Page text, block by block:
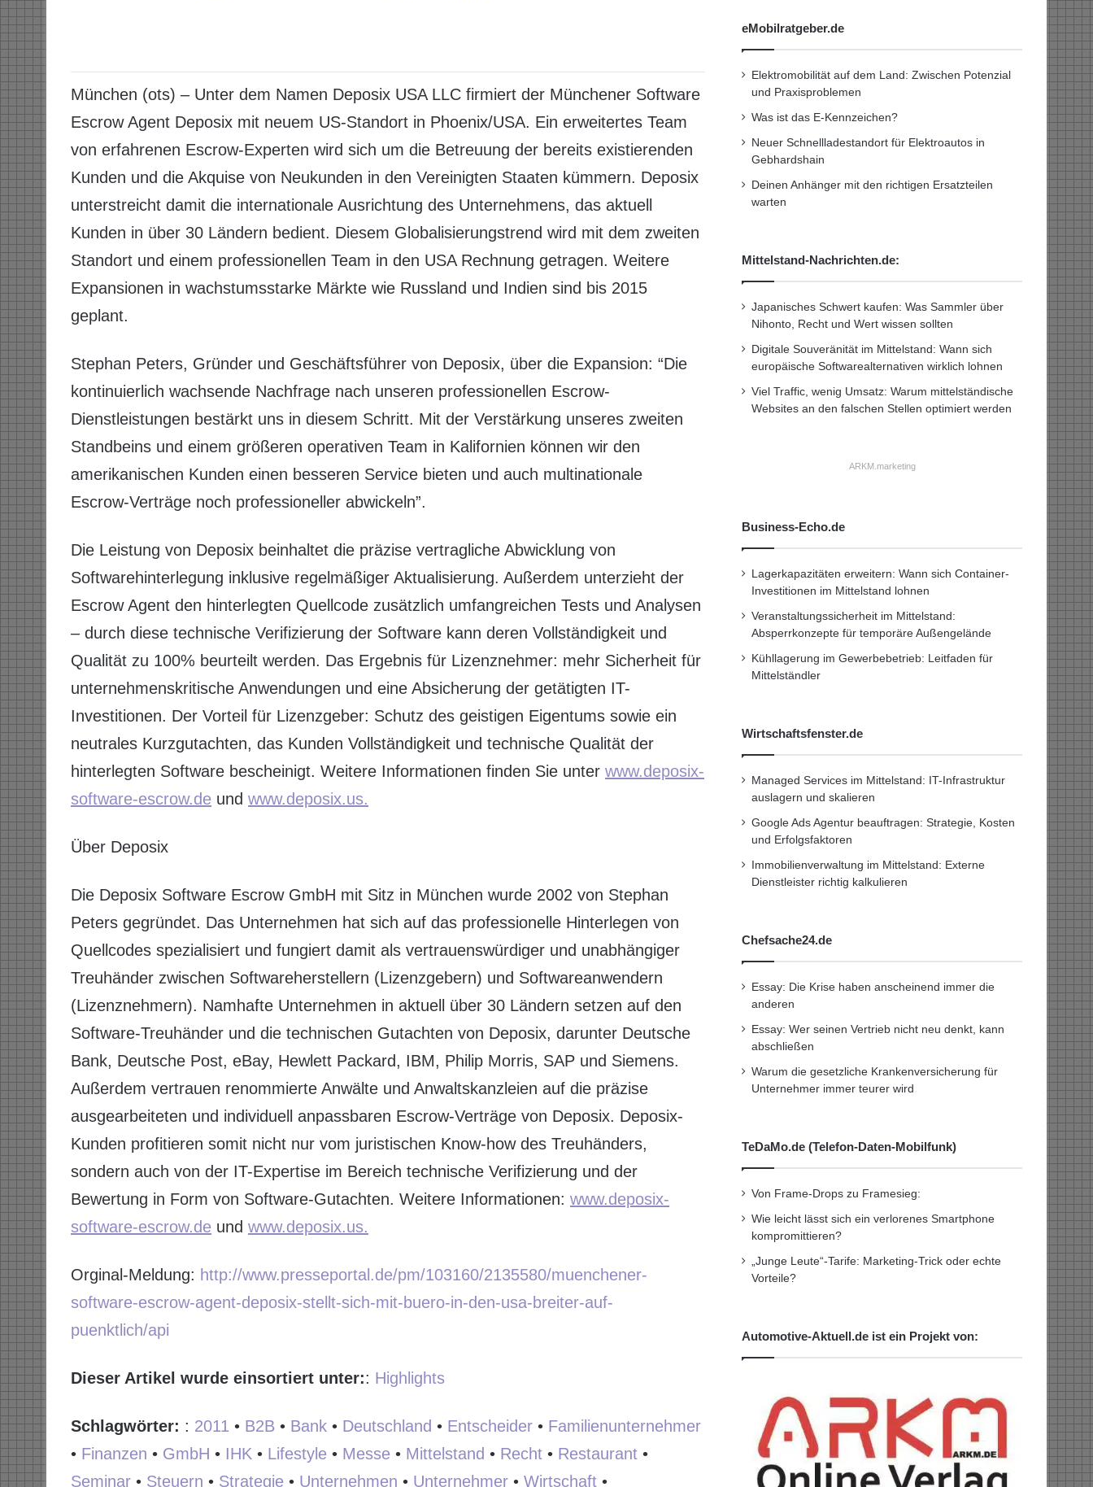
München (ots) – Unter dem Namen Deposix USA LLC firmiert der Münchener Software
Escrow Agent Deposix mit neuem US-Standort in Phoenix/USA. Ein erweitertes Team
von erfahrenen Escrow-Experten wird sich um die Betreuung der bereits existierenden
Kunden und die Akquise von Neukunden in den Vereinigten Staaten kümmern. Deposix
unterstreicht damit die internationale Ausrichtung des Unternehmens, das aktuell
Kunden in über 30 Ländern bedient. Diesem Globalisierungstrend wird mit dem zweiten
Standort und einem professionellen Team in den USA Rechnung getragen. Weitere
Expansionen in wachstumsstarke Märkte wie Russland und Indien sind bis 2015
geplant.
Stephan Peters, Gründer und Geschäftsführer von Deposix, über die Expansion: “Die
kontinuierlich wachsende Nachfrage nach unseren professionellen Escrow-
Dienstleistungen bestärkt uns in diesem Schritt. Mit der Verstärkung unseres zweiten
Standbeins und einem größeren operativen Team in Kalifornien können wir den
amerikanischen Kunden einen besseren Service bieten und auch multinationale
Escrow-Verträge noch professioneller abwickeln”.
Die Leistung von Deposix beinhaltet die präzise vertragliche Abwicklung von
Softwarehinterlegung inklusive regelmäßiger Aktualisierung. Außerdem unterzieht der
Escrow Agent den hinterlegten Quellcode zusätzlich umfangreichen Tests und Analysen
– durch diese technische Verifizierung der Software kann deren Vollständigkeit und
Qualität zu 100% beurteilt werden. Das Ergebnis für Lizenznehmer: mehr Sicherheit für
unternehmenskritische Anwendungen und eine Absicherung der getätigten IT-
Investitionen. Der Vorteil für Lizenzgeber: Schutz des geistigen Eigentums sowie ein
neutrales Kurzgutachten, das Kunden Vollständigkeit und technische Qualität der
hinterlegten Software bescheinigt. Weitere Informationen finden Sie unter www.deposix-
software-escrow.de und www.deposix.us.
Über Deposix
Die Deposix Software Escrow GmbH mit Sitz in München wurde 2002 von Stephan
Peters gegründet. Das Unternehmen hat sich auf das professionelle Hinterlegen von
Quellcodes spezialisiert und fungiert damit als vertrauenswürdiger und unabhängiger
Treuhänder zwischen Softwareherstellern (Lizenzgebern) und Softwareanwendern
(Lizenznehmern). Namhafte Unternehmen in aktuell über 30 Ländern setzen auf den
Software-Treuhänder und die technischen Gutachten von Deposix, darunter Deutsche
Bank, Deutsche Post, eBay, Hewlett Packard, IBM, Philip Morris, SAP und Siemens.
Außerdem vertrauen renommierte Anwälte und Anwaltskanzleien auf die präzise
ausgearbeiteten und individuell anpassbaren Escrow-Verträge von Deposix. Deposix-
Kunden profitieren somit nicht nur vom juristischen Know-how des Treuhänders,
sondern auch von der IT-Expertise im Bereich technische Verifizierung und der
Bewertung in Form von Software-Gutachten. Weitere Informationen: www.deposix-
software-escrow.de und www.deposix.us.
Orginal-Meldung: http://www.presseportal.de/pm/103160/2135580/muenchener-
software-escrow-agent-deposix-stellt-sich-mit-buero-in-den-usa-breiter-auf-
puenktlich/api
Dieser Artikel wurde einsortiert unter:: Highlights
Schlagwörter: : 2011 • B2B • Bank • Deutschland • Entscheider • Familienunternehmer
• Finanzen • GmbH • IHK • Lifestyle • Messe • Mittelstand • Recht • Restaurant •
Seminar • Steuern • Strategie • Unternehmen • Unternehmer • Wirtschaft •
eMobilratgeber.de
Elektromobilität auf dem Land: Zwischen Potenzial
und Praxisproblemen
Was ist das E-Kennzeichen?
Neuer Schnellladestandort für Elektroautos in
Gebhardshain
Deinen Anhänger mit den richtigen Ersatzteilen
warten
Mittelstand-Nachrichten.de:
Japanisches Schwert kaufen: Was Sammler über
Nihonto, Recht und Wert wissen sollten
Digitale Souveränität im Mittelstand: Wann sich
europäische Softwarealternativen wirklich lohnen
Viel Traffic, wenig Umsatz: Warum mittelständische
Websites an den falschen Stellen optimiert werden
ARKM.marketing
Business-Echo.de
Lagerkapazitäten erweitern: Wann sich Container-
Investitionen im Mittelstand lohnen
Veranstaltungssicherheit im Mittelstand:
Absperrkonzepte für temporäre Außengelände
Kühllagerung im Gewerbebetrieb: Leitfaden für
Mittelständler
Wirtschaftsfenster.de
Managed Services im Mittelstand: IT-Infrastruktur
auslagern und skalieren
Google Ads Agentur beauftragen: Strategie, Kosten
und Erfolgsfaktoren
Immobilienverwaltung im Mittelstand: Externe
Dienstleister richtig kalkulieren
Chefsache24.de
Essay: Die Krise haben anscheinend immer die
anderen
Essay: Wer seinen Vertrieb nicht neu denkt, kann
abschließen
Warum die gesetzliche Krankenversicherung für
Unternehmer immer teurer wird
TeDaMo.de (Telefon-Daten-Mobilfunk)
Von Frame-Drops zu Framesieg:
Wie leicht lässt sich ein verlorenes Smartphone
kompromittieren?
„Junge Leute“-Tarife: Marketing-Trick oder echte
Vorteile?
Automotive-Aktuell.de ist ein Projekt von: